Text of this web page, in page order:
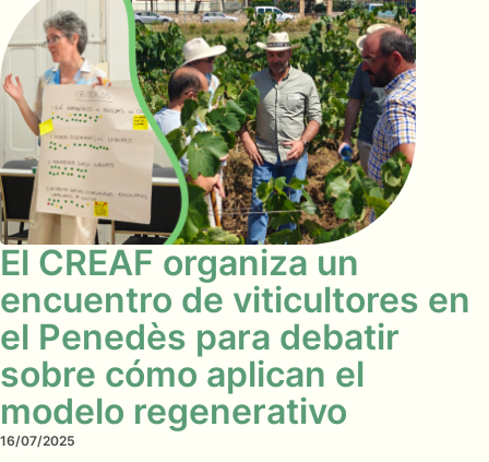
El CREAF organiza un
encuentro de viticultores en
el Penedès para debatir
sobre cómo aplican el
modelo regenerativo
16/07/2025